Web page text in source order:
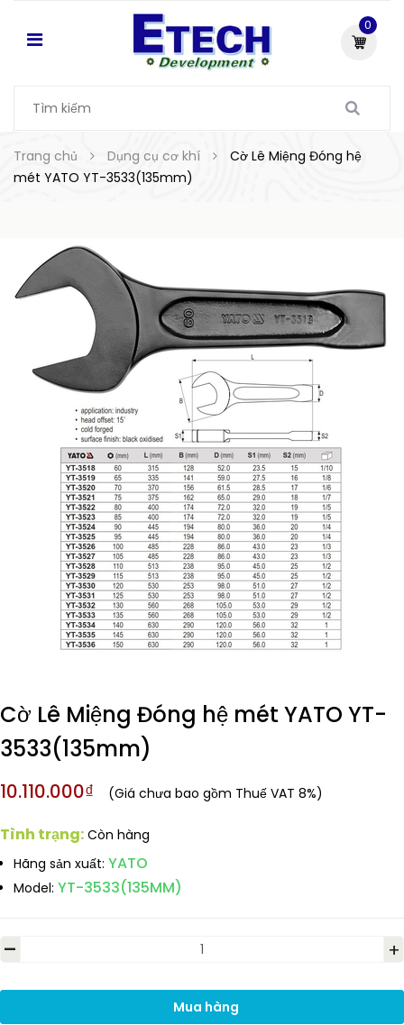
0
Trang chủ Dụng cụ cơ khí
Cờ Lê Miệng Đóng hệ
mét YATO YT-3533(135mm)
Cờ Lê Miệng Đóng hệ mét YATO YT-
3533(135mm)
10.110.000₫ (Giá chưa bao gồm Thuế VAT 8%)
Tình trạng: Còn hàng
Hãng sản xuất: YATO
Model: YT-3533(135MM)
- +
Mua hàng